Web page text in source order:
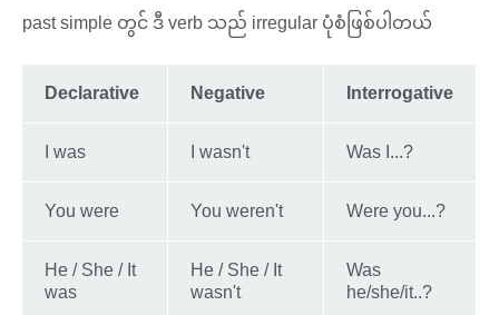
past simple တွင် ဒီ verb သည် irregular ပုံစံဖြစ်ပါတယ်​​
Declarative Negative Interrogative
I was I wasn't Was I...?
You were You weren't Were you...?
He / She / It
was
He / She / It
wasn't
Was
he/she/it..?